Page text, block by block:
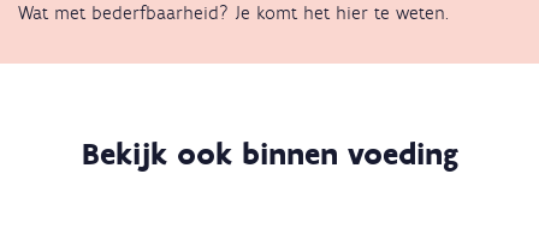
Wat met bederfbaarheid? Je komt het hier te weten.
Bekijk ook binnen voeding